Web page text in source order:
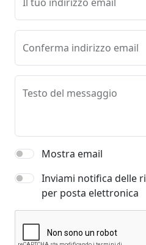
Conferma indirizzo email
Testo del messaggio
Mostra email
Inviami notifica delle
per posta elettronica